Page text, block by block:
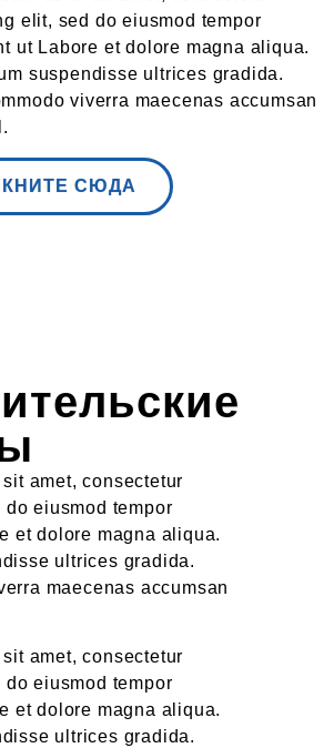
elit, sed do eiusmod tempor
ut Labore et dolore magna aliqua.
suspendisse ultrices gradida.
viverra maecenas accumsan
СЮДА
amet, consectetur
eiusmod tempor
et dolore magna aliqua.
ultrices gradida.
maecenas accumsan
amet, consectetur
eiusmod tempor
et dolore magna aliqua.
ultrices gradida.